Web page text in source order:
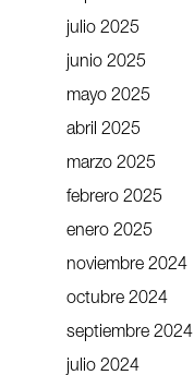
julio 2025
junio 2025
mayo 2025
abril 2025
marzo 2025
febrero 2025
enero 2025
noviembre 2024
octubre 2024
septiembre 2024
julio 2024